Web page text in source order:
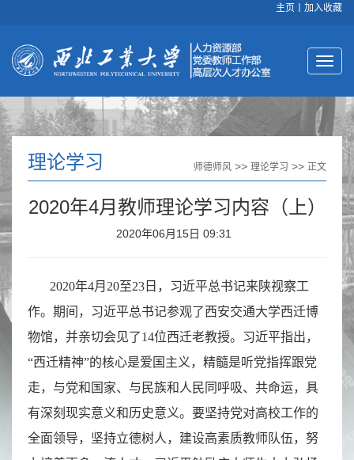
主页 加入收藏
理论学习 师德师风 >> 理论学习 >> 正文
2020年4月教师理论学习内容（上）
2020年06月15日 09:31
2020年4月20至23日，习近平总书记来陕视察工
作。期间，习近平总书记参观了西安交通大学西迁博
物馆，并亲切会见了14位西迁老教授。习近平指出，
“西迁精神”的核心是爱国主义，精髓是听党指挥跟党
走，与党和国家、与民族和人民同呼吸、共命运，具
有深刻现实意义和历史意义。要坚持党对高校工作的
全面领导，坚持立德树人，建设高素质教师队伍，努